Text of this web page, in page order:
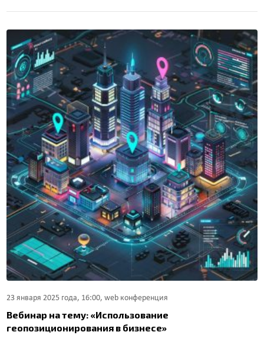
23 января 2025 года, 16:00, web конференция
Вебинар на тему: «Использование
геопозиционирования в бизнесе»